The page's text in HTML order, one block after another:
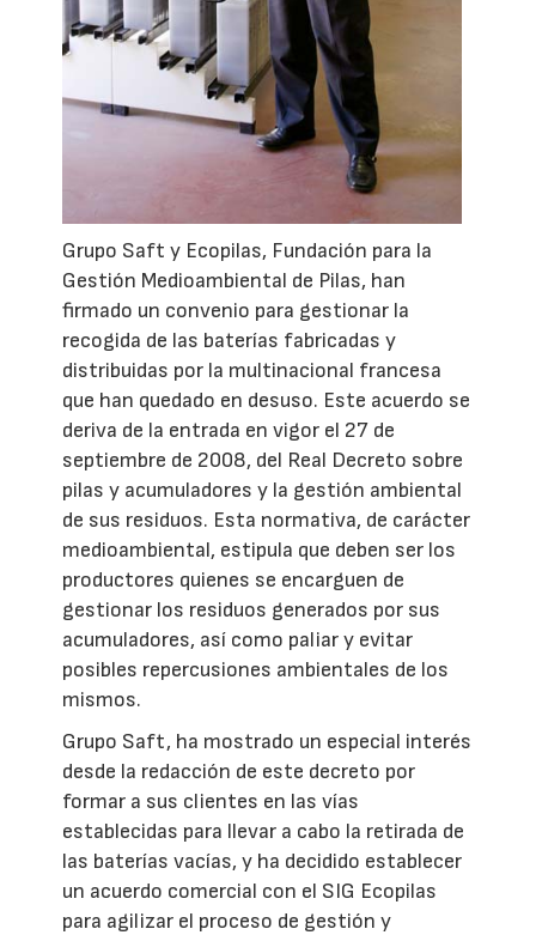
Grupo Saft y Ecopilas, Fundación para la
Gestión Medioambiental de Pilas, han
firmado un convenio para gestionar la
recogida de las baterías fabricadas y
distribuidas por la multinacional francesa
que han quedado en desuso. Este acuerdo se
deriva de la entrada en vigor el 27 de
septiembre de 2008, del Real Decreto sobre
pilas y acumuladores y la gestión ambiental
de sus residuos. Esta normativa, de carácter
medioambiental, estipula que deben ser los
productores quienes se encarguen de
gestionar los residuos generados por sus
acumuladores, así como paliar y evitar
posibles repercusiones ambientales de los
mismos.
Grupo Saft, ha mostrado un especial interés
desde la redacción de este decreto por
formar a sus clientes en las vías
establecidas para llevar a cabo la retirada de
las baterías vacías, y ha decidido establecer
un acuerdo comercial con el SIG Ecopilas
para agilizar el proceso de gestión y